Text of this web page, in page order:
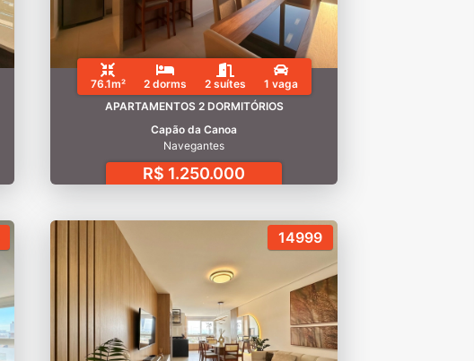
76.1m² 2 dorms 2 suítes
1 vaga
APARTAMENTOS 2 DORMITÓRIOS
Capão da Canoa
Navegantes
R$ 1.250.000
14999